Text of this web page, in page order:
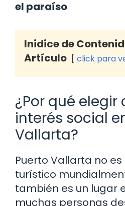
el paraíso
Inidice de
Artículo
click para
¿Por qué elegir
interés social
Vallarta?
Puerto Vallarta no
turístico
también es un lugar
muchas personas